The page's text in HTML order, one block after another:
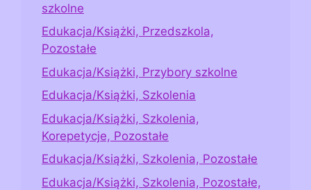
szkolne
Edukacja/Książki, Przedszkola,
Pozostałe
Edukacja/Książki, Przybory szkolne
Edukacja/Książki, Szkolenia
Edukacja/Książki, Szkolenia,
Korepetycje, Pozostałe
Edukacja/Książki, Szkolenia, Pozostałe
Edukacja/Książki, Szkolenia, Pozostałe,